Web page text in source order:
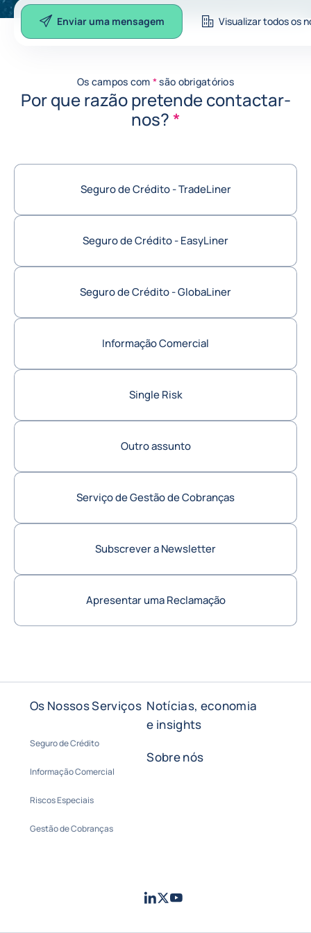
Enviar uma mensagem Visualizar todos os
Enviar uma mensagem
Os campos com *são obrigatórios
Por que razão pretende contactar-
nos?*
Seguro de Crédito - TradeLiner
Seguro de Crédito - EasyLiner
Seguro de Crédito - GlobaLiner
Informação Comercial
Single Risk
Outro assunto
Serviço de Gestão de Cobranças
Subscrever a Newsletter
Apresentar uma Reclamação
Os Nossos Serviços
Seguro de Crédito
Informação Comercial
Riscos Especiais
Gestão de Cobranças
Notícias, economia
e insights
Sobre nós
LinkedIn
TwitterYoutube